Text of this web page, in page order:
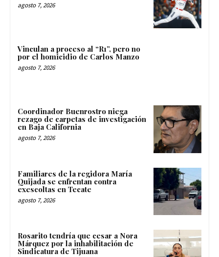
agosto 7, 2026
Vinculan a proceso al “R1”, pero no
por el homicidio de Carlos Manzo
agosto 7, 2026
Coordinador Buenrostro niega
rezago de carpetas de investigación
en Baja California
agosto 7, 2026
Familiares de la regidora María
Quijada se enfrentan contra
exescoltas en Tecate
agosto 7, 2026
Rosarito tendría que cesar a Nora
Márquez por la inhabilitación de
Sindicatura de Tijuana